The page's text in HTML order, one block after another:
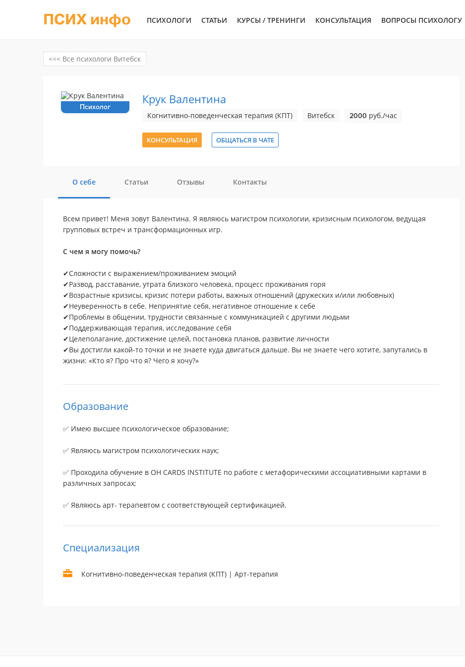
ПСИХ инфо ПСИХОЛОГИ СТАТЬИ КУРСЫ / ТРЕНИНГИ КОНСУЛЬТАЦИЯ ВОПРОСЫ ПСИХОЛОГУ
<<< Все психологи Витебск
Психолог
Крук Валентина
Когнитивно-поведенческая терапия (КПТ) Витебск 2000 руб./час
КОНСУЛЬТАЦИЯ ОБЩАТЬСЯ В ЧАТЕ
О себе Статьи Отзывы Контакты
Всем привет! Меня зовут Валентина. Я являюсь магистром психологии, кризисным психологом, ведущая
групповых встреч и трансформационных игр.
С чем я могу помочь?
✔Сложности с выражением/проживанием эмоций
✔Развод, расставание, утрата близкого человека, процесс проживания горя
✔Возрастные кризисы, кризис потери работы, важных отношений (дружеских и/или любовных)
✔Неуверенность в себе. Непринятие себя, негативное отношение к себе
✔Проблемы в общении, трудности связанные с коммуникацией с другими людьми
✔Поддерживающая терапия, исследование себя
✔Целеполагание, достижение целей, постановка планов, развитие личности
✔Вы достигли какой-то точки и не знаете куда двигаться дальше. Вы не знаете чего хотите, запутались в
жизни: «Кто я? Про что я? Чего я хочу?»
Образование
✅ Имею высшее психологическое образование;
✅ Являюсь магистром психологических наук;
✅ Проходила обучение в OH CARDS INSTITUTE по работе с метафорическими ассоциативными картами в
различных запросах;
✅ Являюсь арт- терапевтом с соответствующей сертификацией.
Специализация
Когнитивно-поведенческая терапия (КПТ) | Арт-терапия